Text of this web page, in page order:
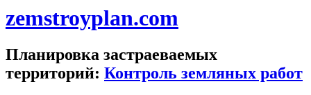
zemstroyplan.com
Планировка застраеваемых
территорий: Контроль земляных работ